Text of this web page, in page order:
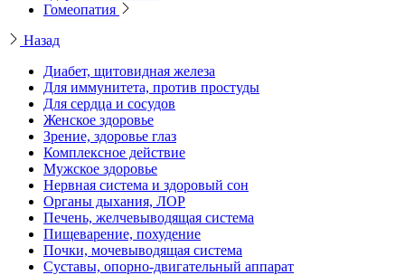
Гомеопатия
Назад
Диабет, щитовидная железа
Для иммунитета, против простуды
Для сердца и сосудов
Женское здоровье
Зрение, здоровье глаз
Комплексное действие
Мужское здоровье
Нервная система и здоровый сон
Органы дыхания, ЛОР
Печень, желчевыводящая система
Пищеварение, похудение
Почки, мочевыводящая система
Суставы, опорно-двигательный аппарат